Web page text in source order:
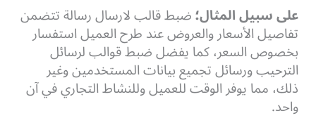
على سبيل المثال؛ضبط قالب لارسال رسالة تتضمن
تفاصيل الأسعار والعروض عند طرح العميل استفسار
بخصوص السعر، كما يفضل ضبط قوالب لرسائل
الترحيب ورسائل تجميع بيانات المستخدمين وغير
ذلك، مما يوفر الوقت للعميل وللنشاط التجاري في آن
واحد.